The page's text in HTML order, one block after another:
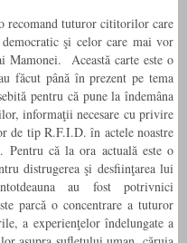
recomand tuturor cititorilor care
şi celor care mai vor
Această carte este o
făcut până în prezent pe tema
pentru că pune la îndemâna
informaţii necesare cu privire
de tip R.F.I.D. în actele noastre
Pentru că la ora actuală este o
distrugerea şi desfiinţarea lui
au fost potrivnici
parcă o concentrare a tuturor
a experienţelor îndelungate a